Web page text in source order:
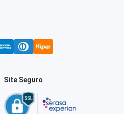
Site Seguro